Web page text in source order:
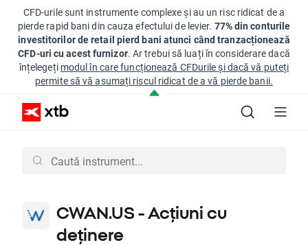
CFD-urile sunt instrumente complexe și au un risc ridicat de a
pierde rapid bani din cauza efectului de levier. 77% din conturile
investitorilor de retail pierd bani atunci când tranzacționează
CFD-uri cu acest furnizor. Ar trebui să luați în considerare dacă
înțelegeți modul în care funcționează CFDurile și dacă vă puteți
permite să vă asumați riscul ridicat de a vă pierde banii.
CWAN.US - Acțiuni cu
deținere